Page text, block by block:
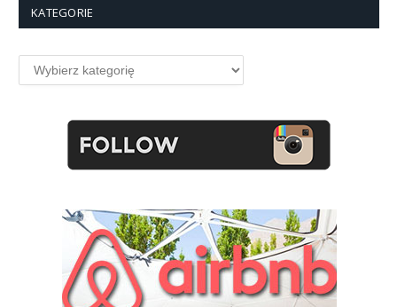
KATEGORIE
Kategorie